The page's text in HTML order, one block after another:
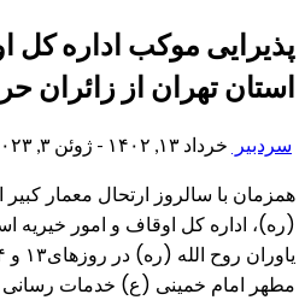
پذیرایی موکب اداره کل
استان تهران از زائران
سردبیر خرداد ۱۳, ۱۴۰۲ - ژوئن ۳, ۲۰۲۳
همزمان با سالروز ارتحال معمار
(ره)، اداره کل اوقاف و امور خیریه
مطهر امام خمینی (ع) خدمات